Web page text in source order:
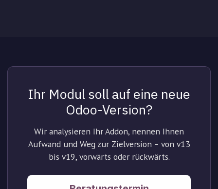
Ihr Modul soll auf eine neue
Odoo-Version?
Wir analysieren Ihr Addon, nennen Ihnen
Aufwand und Weg zur Zielversion – von v13
bis v19, vorwärts oder rückwärts.